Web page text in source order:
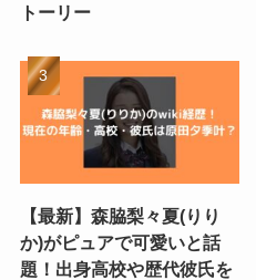
トーリー
【最新】森脇梨々夏(りり
か)がピュアで可愛いと話
題！出身高校や歴代彼氏を